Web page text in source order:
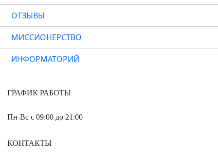
ОТЗЫВЫ
МИССИОНЕРСТВО
ИНФОРМАТОРИЙ
ГРАФИК РАБОТЫ
Пн-Вс с 09:00 до 21:00
КОНТАКТЫ